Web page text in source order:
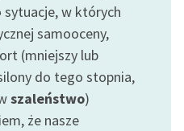
sytuacje, w których
samooceny,
(mniejszy lub
do tego stopnia,
szaleństwo)
że nasze